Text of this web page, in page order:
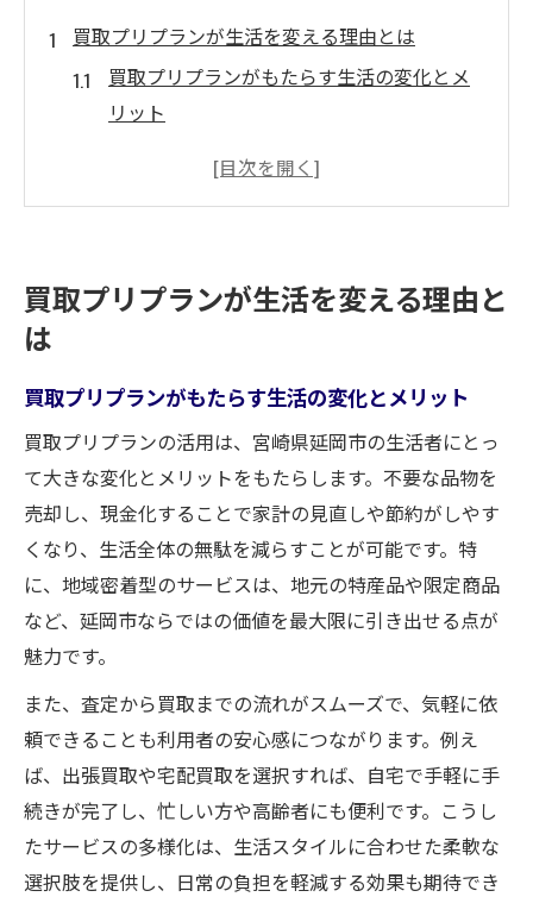
買取プリプランが生活を変える理由とは
買取プリプランがもたらす生活の変化とメ
リット
延岡市で買取が注目される背景と理由
上
賢い買取活用術で無駄なく不用品を整理
延岡市で利用しやすい買取サービスの特徴
高価買取を実現する具体的なステップ
実績を活用した賢い買取サービス選び
買取依頼時に押さえておきたい流れと注意
点
納得できる買取選びのポイントとコツ
イント
買取価格やサービス内容の比較のコツ
評価を活用した安心の選び方
納得の買取取引を実現するための注意点
実際の利用者から学ぶ買取選びの秘訣
買取プリプランが生活を変える理由と
は
買取プリプランがもたらす生活の変化とメリット
買取プリプランの活用は、宮崎県延岡市の生活者にとっ
て大きな変化とメリットをもたらします。不要な品物を
売却し、現金化することで家計の見直しや節約がしやす
くなり、生活全体の無駄を減らすことが可能です。特
に、地域密着型のサービスは、地元の特産品や限定商品
など、延岡市ならではの価値を最大限に引き出せる点が
魅力です。
また、査定から買取までの流れがスムーズで、気軽に依
頼できることも利用者の安心感につながります。例え
ば、出張買取や宅配買取を選択すれば、自宅で手軽に手
続きが完了し、忙しい方や高齢者にも便利です。こうし
たサービスの多様化は、生活スタイルに合わせた柔軟な
選択肢を提供し、日常の負担を軽減する効果も期待でき